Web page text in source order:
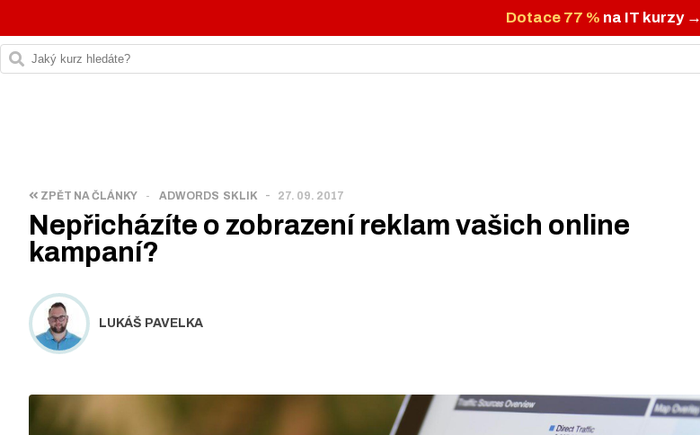
Dotace 77 % na IT kurzy →
ZPĚT NA ČLÁNKY - ADWORDS SKLIK - 27. 09. 2017
Nepřicházíte o zobrazení reklam vašich online
kampaní?
LUKÁŠ PAVELKA